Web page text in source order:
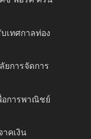
เทศกาลท่อง
ยการจัดการ
อการพาณิชย์
คเงิน